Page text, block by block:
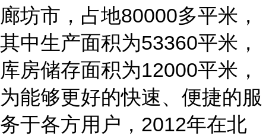
廊坊市，占地80000多平米，
其中生产面积为53360平米，
库房储存面积为12000平米，
为能够更好的快速、便捷的服
务于各方用户，2012年在北